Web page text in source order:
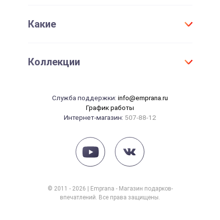
Активировать сертификат
Для детей
Юбилей
Свадьба
Рождение ребенка
Какие
Необычные
Сувениры
Коллекции
Фотосессия
Служба поддержки: info@emprana.ru
График работы
Интернет-магазин: 507-88-12
© 2011 - 2026 | Emprana - Магазин подарков-
впечатлений. Все права защищены.